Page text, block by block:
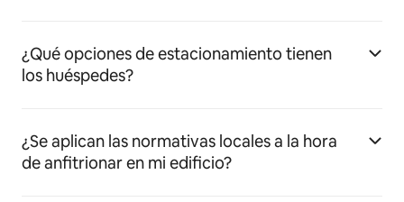
¿Qué opciones de estacionamiento tienen
los huéspedes?
¿Se aplican las normativas locales a la hora
de anfitrionar en mi edificio?